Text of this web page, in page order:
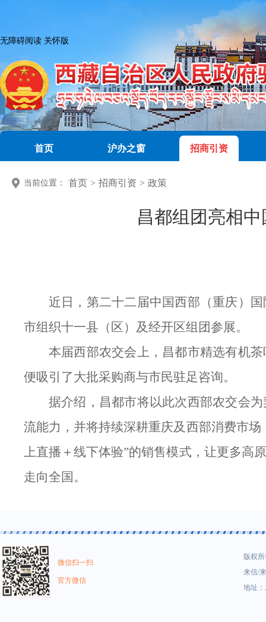
无障碍阅读 关怀版
首页 沪办之窗 招商引资
当前位置： 首页 > 招商引资 > 政策
昌都组团亮相
近日，第二十二届中国西部（重庆）
市组织十一县（区）及经开区组团参展。
本届西部农交会上，昌都市精选有机
便吸引了大批采购商与市民驻足咨询。
据介绍，昌都市将以此次西部农交会
流能力，并将持续深耕重庆及西部消费市
上直播＋线下体验”的销售模式，让更多高
走向全国。
微信扫一扫
官方微信
版权
来信/
地址